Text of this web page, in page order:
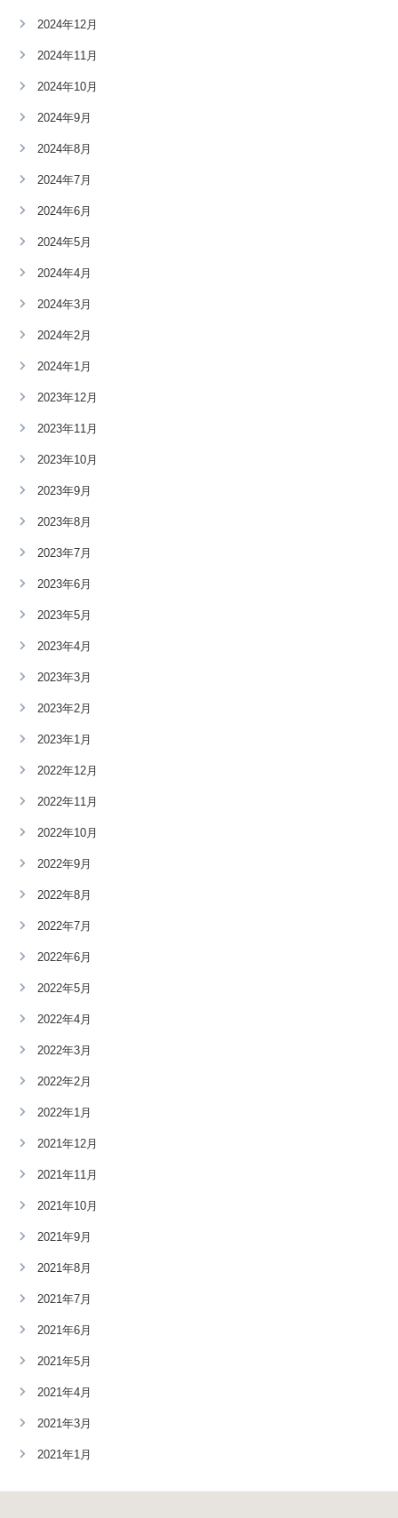
2024年12月
2024年11月
2024年10月
2024年9月
2024年8月
2024年7月
2024年6月
2024年5月
2024年4月
2024年3月
2024年2月
2024年1月
2023年12月
2023年11月
2023年10月
2023年9月
2023年8月
2023年7月
2023年6月
2023年5月
2023年4月
2023年3月
2023年2月
2023年1月
2022年12月
2022年11月
2022年10月
2022年9月
2022年8月
2022年7月
2022年6月
2022年5月
2022年4月
2022年3月
2022年2月
2022年1月
2021年12月
2021年11月
2021年10月
2021年9月
2021年8月
2021年7月
2021年6月
2021年5月
2021年4月
2021年3月
2021年1月